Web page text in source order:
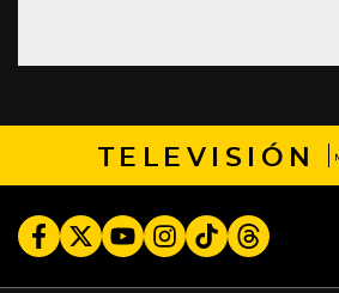
TELEVISIÓN
FacebookTwitterYoutubeInstagram
TikTokThreads